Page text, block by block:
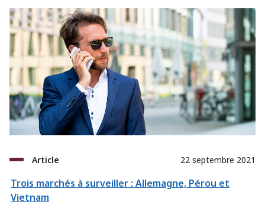
Article 22 septembre 2021
Trois marchés à surveiller : Allemagne, Pérou et
Vietnam